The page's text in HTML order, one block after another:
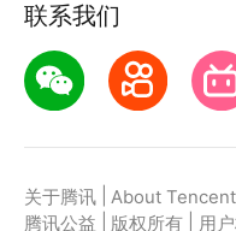
联系我们
关于腾讯 About Tencent
腾讯公益
版权所有 用